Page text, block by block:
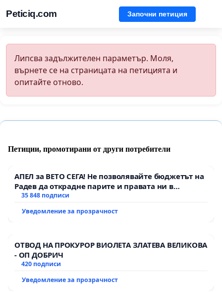
Peticiq.com Започни петиция
Липсва задължителен параметър. Моля,
върнете се на страницата на петицията и
опитайте отново.
Петиции, промотирани от други потребители
АПЕЛ за ВЕТО СЕГА! Не позволявайте бюджетът на
Радев да открадне парите и правата ни в
тъмното
35 848 подписи
Уведомление за прозрачност
ОТВОД НА ПРОКУРОР ВИОЛЕТА ЗЛАТЕВА ВЕЛИКОВА
- ОП ДОБРИЧ
420 подписи
Уведомление за прозрачност